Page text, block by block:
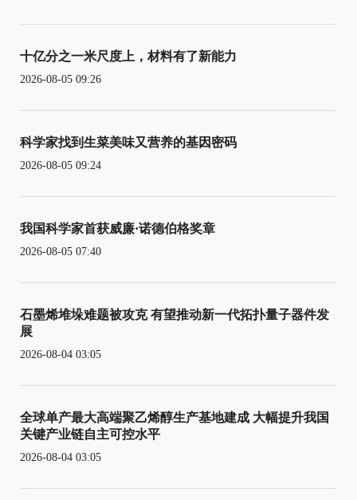
十亿分之一米尺度上，材料有了新能力
2026-08-05 09:26
科学家找到生菜美味又营养的基因密码
2026-08-05 09:24
我国科学家首获威廉·诺德伯格奖章
2026-08-05 07:40
石墨烯堆垛难题被攻克 有望推动新一代拓扑量子器件发
展
2026-08-04 03:05
全球单产最大高端聚乙烯醇生产基地建成 大幅提升我国
关键产业链自主可控水平
2026-08-04 03:05